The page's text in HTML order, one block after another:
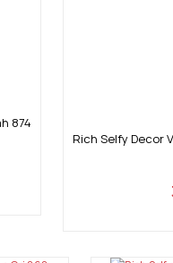
874
Rich Selfy Decor